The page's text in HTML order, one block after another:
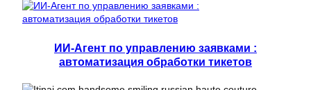
ИИ-Агент по управлению заявками :
автоматизация обработки тикетов